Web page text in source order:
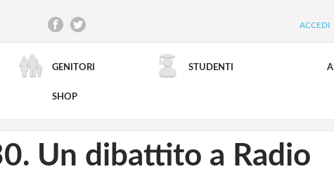
ACCEDI
GENITORI STUDENTI
SHOP
RICERCA AVANZATA
Un dibattito a Radio